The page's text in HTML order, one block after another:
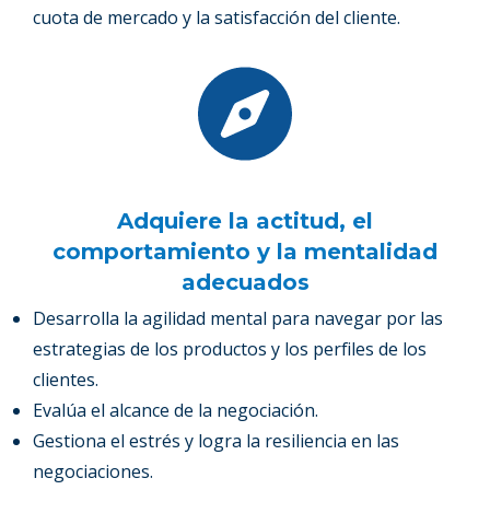
cuota de mercado y la satisfacción del cliente.
Adquiere la actitud, el
comportamiento y la mentalidad
adecuados
Desarrolla la agilidad mental para navegar por las
estrategias de los productos y los perfiles de los
clientes.
Evalúa el alcance de la negociación.
Gestiona el estrés y logra la resiliencia en las
negociaciones.